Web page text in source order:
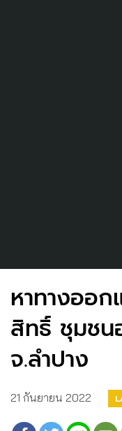
หาทางออ
สิทธิ์ ชุมชน
จ.ลำปาง
21 กันยายน 2022